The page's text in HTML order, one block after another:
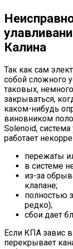
Калина
Так как сам
собой сложного
таковых,
закрываться,
каком-нибудь
виновником
Solenoid,
работает
пережаты
в системе
из-за
клапане;
полностью
редко);
сбои дает
Если КПА завис
перекрывает